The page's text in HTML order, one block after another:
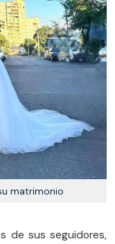
matrimonio
de sus seguidores,